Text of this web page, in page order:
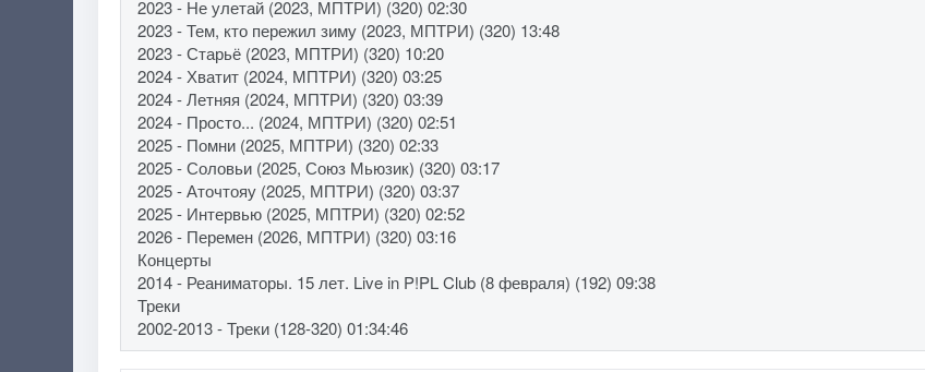
2023 - Не улетай (2023, МПТРИ) (320) 02:30
2023 - Тем, кто пережил зиму (2023, МПТРИ) (320) 13:48
2023 - Старьё (2023, МПТРИ) (320) 10:20
2024 - Хватит (2024, МПТРИ) (320) 03:25
2024 - Летняя (2024, МПТРИ) (320) 03:39
2024 - Просто... (2024, МПТРИ) (320) 02:51
2025 - Помни (2025, МПТРИ) (320) 02:33
2025 - Соловьи (2025, Союз Мьюзик) (320) 03:17
2025 - Аточтояу (2025, МПТРИ) (320) 03:37
2025 - Интервью (2025, МПТРИ) (320) 02:52
2026 - Перемен (2026, МПТРИ) (320) 03:16
Концерты
2014 - Реаниматоры. 15 лет. Live in P!PL Club (8 февраля) (192) 09:38
Треки
2002-2013 - Треки (128-320) 01:34:46